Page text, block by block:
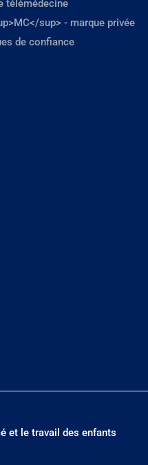
télémédecine
sup> - marque privée
de confiance
et le travail des enfants